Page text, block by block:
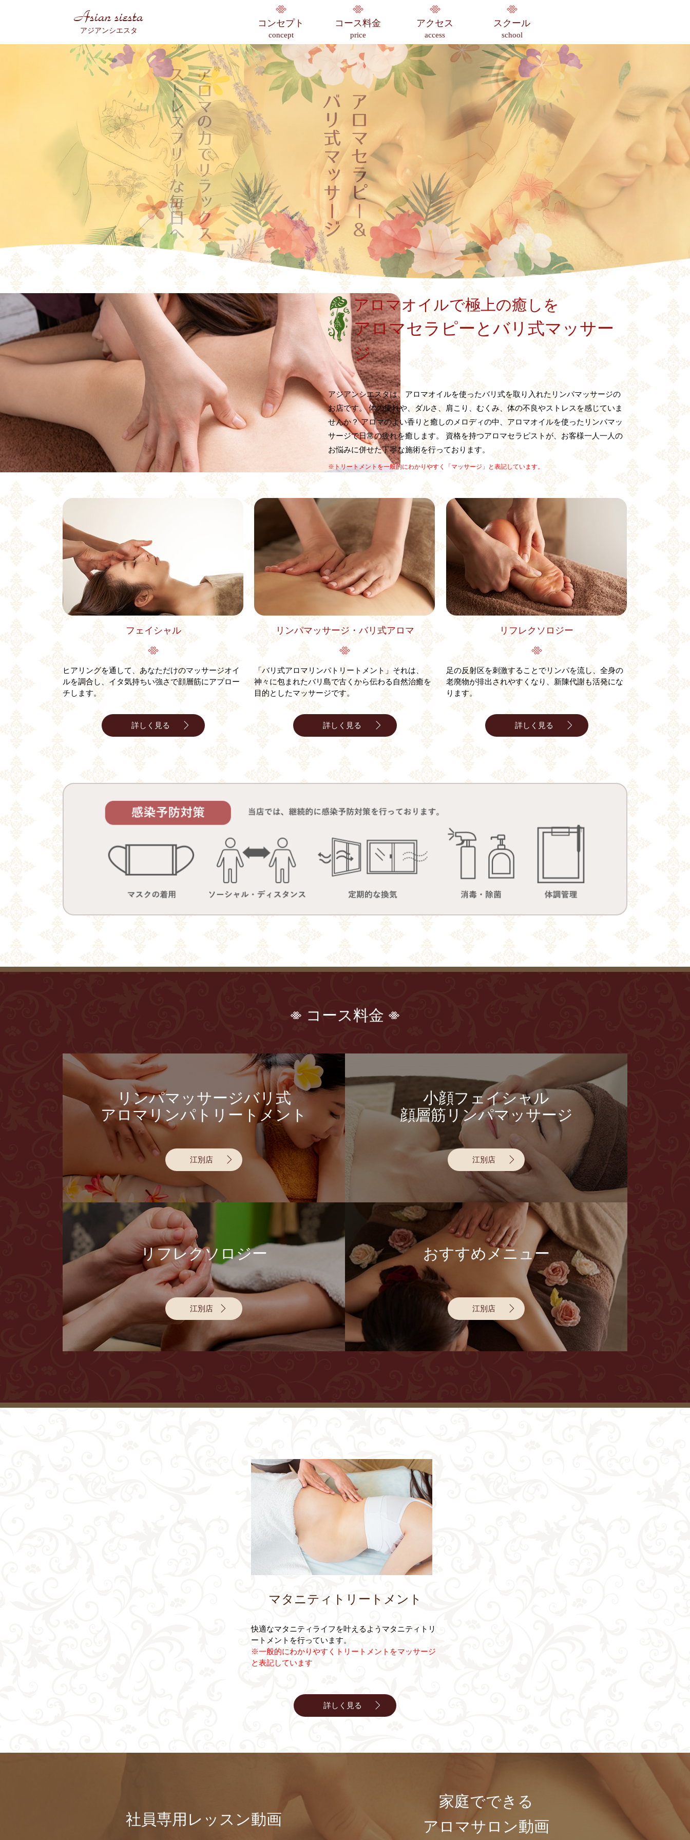
Asian siesta
アジアンシエスタ
コンセプト
concept
コース料金
price
アクセス
access
スクール
school
アロマオイルで極上の癒しを
アロマセラピーとバリ式マッサー
ジ
アジアンシエスタは、アロマオイルを使ったバリ式を取り入れたリンパマッサージの
お店です。 体の疲れや、ダルさ、肩こり、むくみ、体の不良やストレスを感じていま
せんか？ アロマのよい香りと癒しのメロディの中、アロマオイルを使ったリンパマッ
サージで日常の疲れを癒します。 資格を持つアロマセラピストが、お客様一人一人の
お悩みに併せた丁寧な施術を行っております。
※トリートメントを一般的にわかりやすく「マッサージ」と表記しています。
フェイシャル
ヒアリングを通して、あなただけのマッサージオイ
ルを調合し、イタ気持ちい強さで顔層筋にアプロー
チします。
詳しく見る
リンパマッサージ・バリ式アロマ
「バリ式アロマリンパトリートメント」それは、
神々に包まれたバリ島で古くから伝わる自然治癒を
目的としたマッサージです。
詳しく見る
リフレクソロジー
足の反射区を刺激することでリンパを流し、全身の
老廃物が排出されやすくなり、新陳代謝も活発にな
ります。
詳しく見る
コース料金
リンパマッサージバリ式
アロマリンパトリートメント
江別店
小顔フェイシャル
顔層筋リンパマッサージ
江別店
リフレクソロジー
江別店
おすすめメニュー
江別店
マタニティトリートメント
快適なマタニティライフを叶えるようマタニティトリ
ートメントを行っています。
※一般的にわかりやすくトリートメントをマッサージ
と表記しています
詳しく見る
社員専用レッスン動画
家庭でできる
アロマサロン動画